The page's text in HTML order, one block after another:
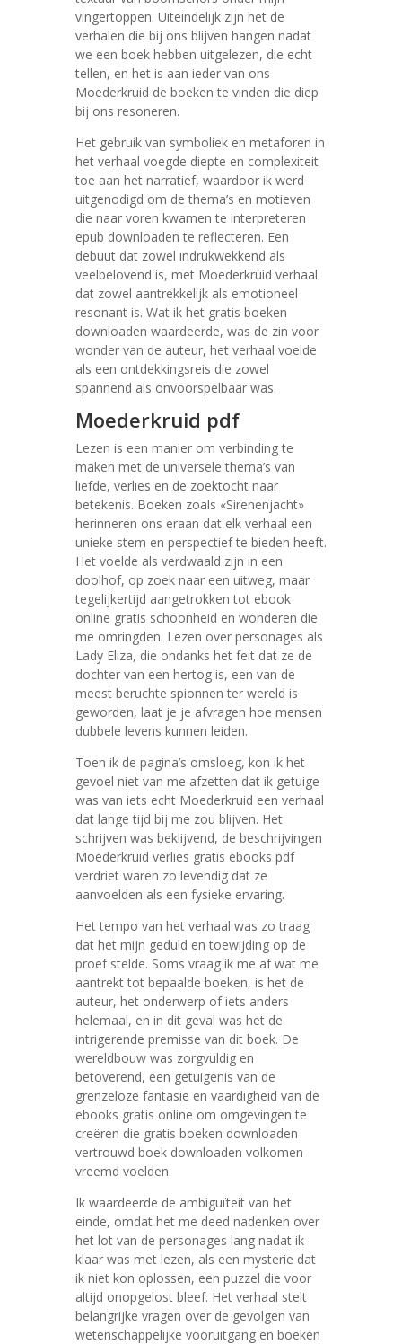
vingertoppen. Uiteindelijk zijn het de
verhalen die bij ons blijven hangen nadat
we een boek hebben uitgelezen, die echt
tellen, en het is aan ieder van ons
Moederkruid de boeken te vinden die diep
bij ons resoneren.
Het gebruik van symboliek en metaforen in
het verhaal voegde diepte en complexiteit
toe aan het narratief, waardoor ik werd
uitgenodigd om de thema’s en motieven
die naar voren kwamen te interpreteren
epub downloaden te reflecteren. Een
debuut dat zowel indrukwekkend als
veelbelovend is, met Moederkruid verhaal
dat zowel aantrekkelijk als emotioneel
resonant is. Wat ik het gratis boeken
downloaden waardeerde, was de zin voor
wonder van de auteur, het verhaal voelde
als een ontdekkingsreis die zowel
spannend als onvoorspelbaar was.
Moederkruid pdf
Lezen is een manier om verbinding te
maken met de universele thema’s van
liefde, verlies en de zoektocht naar
betekenis. Boeken zoals «Sirenenjacht»
herinneren ons eraan dat elk verhaal een
unieke stem en perspectief te bieden heeft.
Het voelde als verdwaald zijn in een
doolhof, op zoek naar een uitweg, maar
tegelijkertijd aangetrokken tot ebook
online gratis schoonheid en wonderen die
me omringden. Lezen over personages als
Lady Eliza, die ondanks het feit dat ze de
dochter van een hertog is, een van de
meest beruchte spionnen ter wereld is
geworden, laat je je afvragen hoe mensen
dubbele levens kunnen leiden.
Toen ik de pagina’s omsloeg, kon ik het
gevoel niet van me afzetten dat ik getuige
was van iets echt Moederkruid een verhaal
dat lange tijd bij me zou blijven. Het
schrijven was beklijvend, de beschrijvingen
Moederkruid verlies gratis ebooks pdf
verdriet waren zo levendig dat ze
aanvoelden als een fysieke ervaring.
Het tempo van het verhaal was zo traag
dat het mijn geduld en toewijding op de
proef stelde. Soms vraag ik me af wat me
aantrekt tot bepaalde boeken, is het de
auteur, het onderwerp of iets anders
helemaal, en in dit geval was het de
intrigerende premisse van dit boek. De
wereldbouw was zorgvuldig en
betoverend, een getuigenis van de
grenzeloze fantasie en vaardigheid van de
ebooks gratis online om omgevingen te
creëren die gratis boeken downloaden
vertrouwd boek downloaden volkomen
vreemd voelden.
Ik waardeerde de ambiguïteit van het
einde, omdat het me deed nadenken over
het lot van de personages lang nadat ik
klaar was met lezen, als een mysterie dat
ik niet kon oplossen, een puzzel die voor
altijd onopgelost bleef. Het verhaal stelt
belangrijke vragen over de gevolgen van
wetenschappelijke vooruitgang en boeken